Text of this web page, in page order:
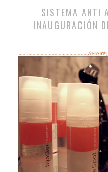
SISTEMA ANTI
INAUGURACIÓN